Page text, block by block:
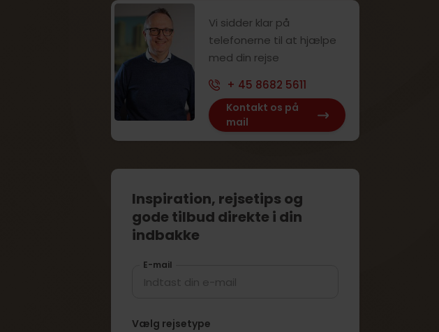
Vi sidder klar på
telefonerne til at hjælpe
med din rejse
+ 45 8682 5611
Kontakt os på
mail
Inspiration, rejsetips og
gode tilbud direkte i din
indbakke
E-mail
Vælg rejsetype